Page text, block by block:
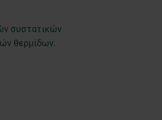
συστατικών
θερμίδων.